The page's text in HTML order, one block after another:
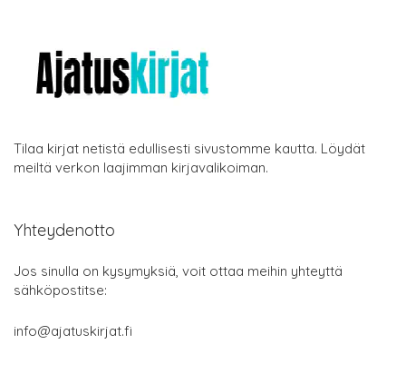
Tilaa kirjat netistä edullisesti sivustomme kautta. Löydät
meiltä verkon laajimman kirjavalikoiman.
Yhteydenotto
Jos sinulla on kysymyksiä, voit ottaa meihin yhteyttä
sähköpostitse:
info@ajatuskirjat.fi